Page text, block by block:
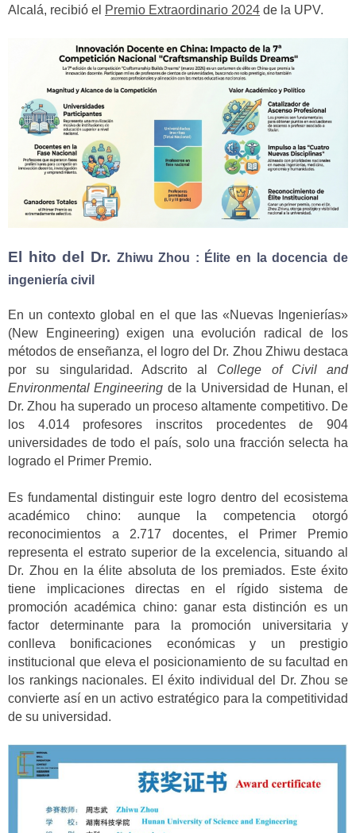
Alcalá, recibió el Premio Extraordinario 2024 de la UPV.
El hito del Dr. ZhiwuZhou : Élite en la docencia de
ingeniería civil
En un contexto global en el que las «Nuevas Ingenierías»
(New Engineering) exigen una evolución radical de los
métodos de enseñanza, el logro del Dr. Zhou Zhiwu destaca
por su singularidad. Adscrito al College of Civil and
Environmental Engineering de la Universidad de Hunan, el
Dr. Zhou ha superado un proceso altamente competitivo. De
los 4.014 profesores inscritos procedentes de 904
universidades de todo el país, solo una fracción selecta ha
logrado el Primer Premio.
Es fundamental distinguir este logro dentro del ecosistema
académico chino: aunque la competencia otorgó
reconocimientos a 2.717 docentes, el Primer Premio
representa el estrato superior de la excelencia, situando al
Dr. Zhou en la élite absoluta de los premiados. Este éxito
tiene implicaciones directas en el rígido sistema de
promoción académica chino: ganar esta distinción es un
factor determinante para la promoción universitaria y
conlleva bonificaciones económicas y un prestigio
institucional que eleva el posicionamiento de su facultad en
los rankings nacionales. El éxito individual del Dr. Zhou se
convierte así en un activo estratégico para la competitividad
de su universidad.